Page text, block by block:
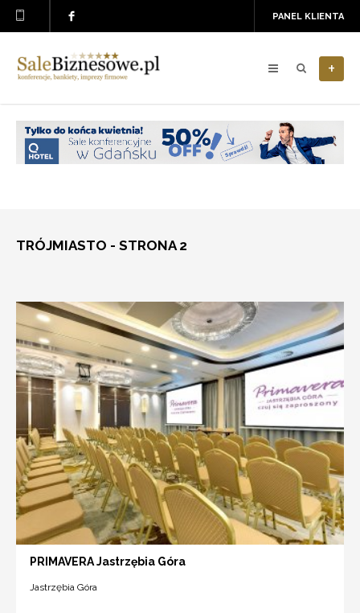
PANEL KLIENTA
+
TRÓJMIASTO - STRONA 2
PRIMAVERA Jastrzębia Góra
Jastrzębia Góra